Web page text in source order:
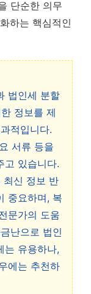
단순한 의무
하는 핵심적인
법인세 분할
정보를 제
적입니다.
서류 등을
고 있습니다.
최신 정보 반
중요하며, 복
문가의 도움
난으로 법인
는 유용하나,
에는 추천하